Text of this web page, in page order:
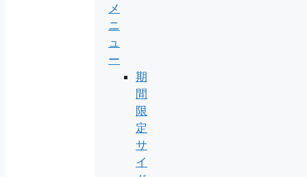
メ
ニ
ュ
ー
期
間
限
定
サ
イ